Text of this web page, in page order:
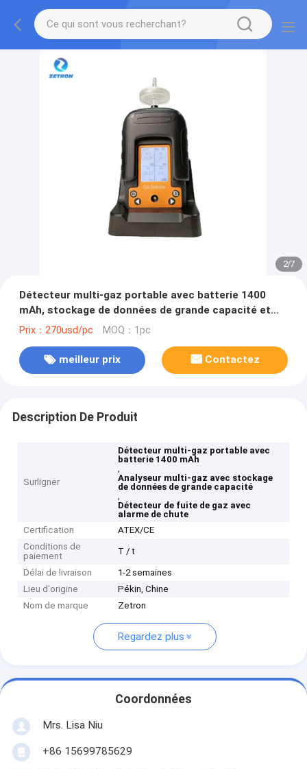
2/7
Détecteur multi-gaz portable avec batterie 1400
mAh, stockage de données de grande capacité et
alarme de chute pour la sécurité industrielle
Prix：270usd/pc MOQ：1pc
meilleur prix Contactez
Description De Produit
Surligner
Détecteur multi-gaz portable avec
batterie 1400 mAh
,
Analyseur multi-gaz avec stockage
de données de grande capacité
,
Détecteur de fuite de gaz avec
alarme de chute
Certification
ATEX/CE
Conditions de
paiement
T / t
Délai de livraison
1-2 semaines
Lieu d'origine
Pékin, Chine
Nom de marque
Zetron
Regardez plus
Coordonnées
Mrs. Lisa Niu
+86 15699785629